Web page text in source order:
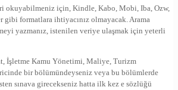
okuyabilmeniz için, Kindle, Kabo, Mobi, Iba, Ozw,
gibi formatlara ihtiyacınız olmayacak. Arama
yazmanız, istenilen veriye ulaşmak için yeterli
İşletme Kamu Yönetimi, Maliye, Turizm
bir bölümündeyseniz veya bu bölümlerde
sınava girecekseniz hatta ilk kez e sözlüğü